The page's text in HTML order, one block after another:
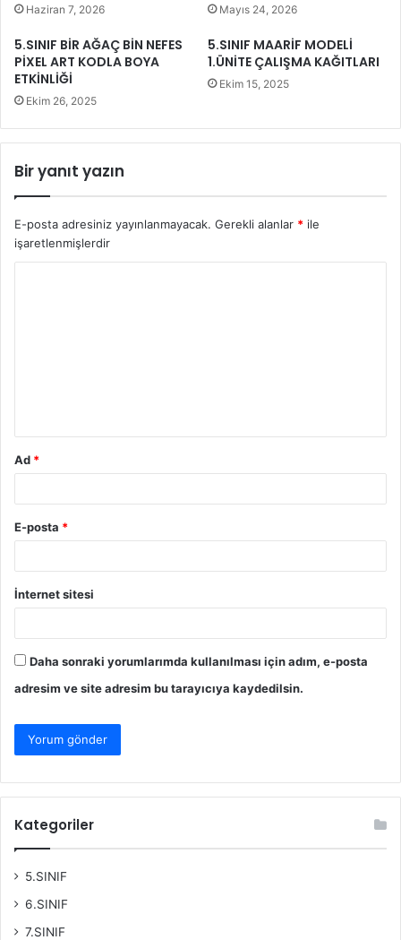
Haziran 7, 2026 Mayıs 24, 2026
5.SINIF BİR AĞAÇ BİN NEFES
PİXEL ART KODLA BOYA
ETKİNLİĞİ
Ekim 26, 2025
5.SINIF MAARİF MODELİ
1.ÜNİTE ÇALIŞMA KAĞITLARI
Ekim 15, 2025
Bir yanıt yazın
E-posta adresiniz yayınlanmayacak. Gerekli alanlar * ile
işaretlenmişlerdir
Ad *
E-posta *
İnternet sitesi
Daha sonraki yorumlarımda kullanılması için adım, e-posta
adresim ve site adresim bu tarayıcıya kaydedilsin.
Kategoriler
5.SINIF
6.SINIF
7.SINIF